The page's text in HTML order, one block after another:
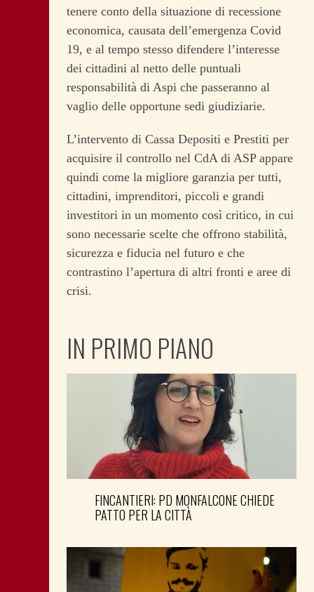
tenere conto della situazione di recessione
economica, causata dell’emergenza Covid
19, e al tempo stesso difendere l’interesse
dei cittadini al netto delle puntuali
responsabilità di Aspi che passeranno al
vaglio delle opportune sedi giudiziarie.
L’intervento di Cassa Depositi e Prestiti per
acquisire il controllo nel CdA di ASP appare
quindi come la migliore garanzia per tutti,
cittadini, imprenditori, piccoli e grandi
investitori in un momento così critico, in cui
sono necessarie scelte che offrono stabilità,
sicurezza e fiducia nel futuro e che
contrastino l’apertura di altri fronti e aree di
crisi.
IN PRIMO PIANO
FINCANTIERI: PD MONFALCONE CHIEDE
PATTO PER LA CITTÀ